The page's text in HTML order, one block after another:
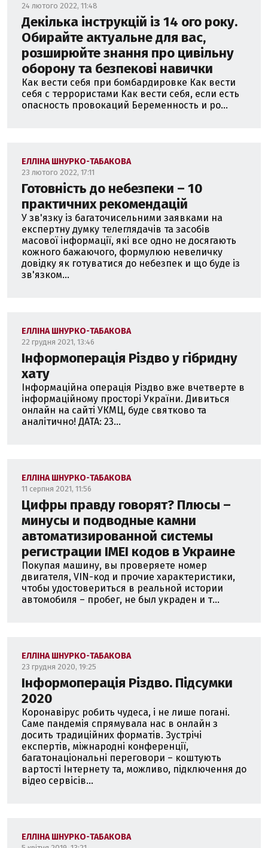
24 лютого 2022, 11:48
Декілька інструкцій із 14 ого року.
Обирайте актуальне для вас,
розширюйте знання про цивільну
оборону та безпекові навички
Как вести себя при бомбардировке Как вести
себя с террористами Как вести себя, если есть
опасность провокаций Беременность и ро...
ЕЛЛІНА ШНУРКО-ТАБАКОВА
23 лютого 2022, 17:11
Готовність до небезпеки – 10
практичних рекомендацій
У зв'язку із багаточисельними заявками на
експертну думку телеглядачів та засобів
масової інформації, які все одно не досягають
кожного бажаючого, формулюю невеличку
довідку як готуватися до небезпек и що буде із
зв'язком...
ЕЛЛІНА ШНУРКО-ТАБАКОВА
22 грудня 2021, 13:46
Інформоперація Різдво у гібридну
хату
Інформаційна операція Різдво вже вчетверте в
інформаційному просторі України. Дивиться
онлайн на сайті УКМЦ, буде святково та
аналітично! ДАТА: 23...
ЕЛЛІНА ШНУРКО-ТАБАКОВА
11 серпня 2021, 11:56
Цифры правду говорят? Плюсы –
минусы и подводные камни
автоматизированной системы
регистрации IMEI кодов в Украине
Покупая машину, вы проверяете номер
двигателя, VIN-код и прочие характеристики,
чтобы удостовериться в реальной истории
автомобиля – пробег, не был украден и т...
ЕЛЛІНА ШНУРКО-ТАБАКОВА
23 грудня 2020, 19:25
Інформоперація Різдво. Підсумки
2020
Коронавірус робить чудеса, і не лише погані.
Саме пандемія спрямувала нас в онлайн з
досить традиційних форматів. Зустрічі
експертів, міжнародні конференції,
багатонаціональні переговори – коштують
вартості Інтернету та, можливо, підключення до
відео сервісів...
ЕЛЛІНА ШНУРКО-ТАБАКОВА